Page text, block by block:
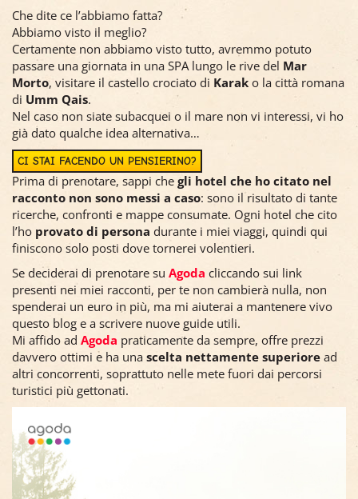
Che dite ce l’abbiamo fatta?
Abbiamo visto il meglio?
Certamente non abbiamo visto tutto, avremmo potuto
passare una giornata in una SPA lungo le rive del Mar
Morto, visitare il castello crociato di Karak o la città romana
di Umm Qais.
Nel caso non siate subacquei o il mare non vi interessi, vi ho
già dato qualche idea alternativa…
CI STAI FACENDO UN PENSIERINO?
Prima di prenotare, sappi che gli hotel che ho citato nel
racconto non sono messi a caso: sono il risultato di tante
ricerche, confronti e mappe consumate. Ogni hotel che cito
l’ho provato di persona durante i miei viaggi, quindi qui
finiscono solo posti dove tornerei volentieri.
Se deciderai di prenotare su Agoda cliccando sui link
presenti nei miei racconti, per te non cambierà nulla, non
spenderai un euro in più, ma mi aiuterai a mantenere vivo
questo blog e a scrivere nuove guide utili.
Mi affido ad Agoda praticamente da sempre, offre prezzi
davvero ottimi e ha una scelta nettamente superiore ad
altri concorrenti, soprattuto nelle mete fuori dai percorsi
turistici più gettonati.